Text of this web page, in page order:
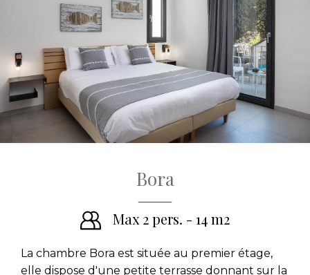
Bora
Max 2 pers. - 14 m2
La chambre Bora est située au premier étage,
elle dispose d'une petite terrasse donnant sur la